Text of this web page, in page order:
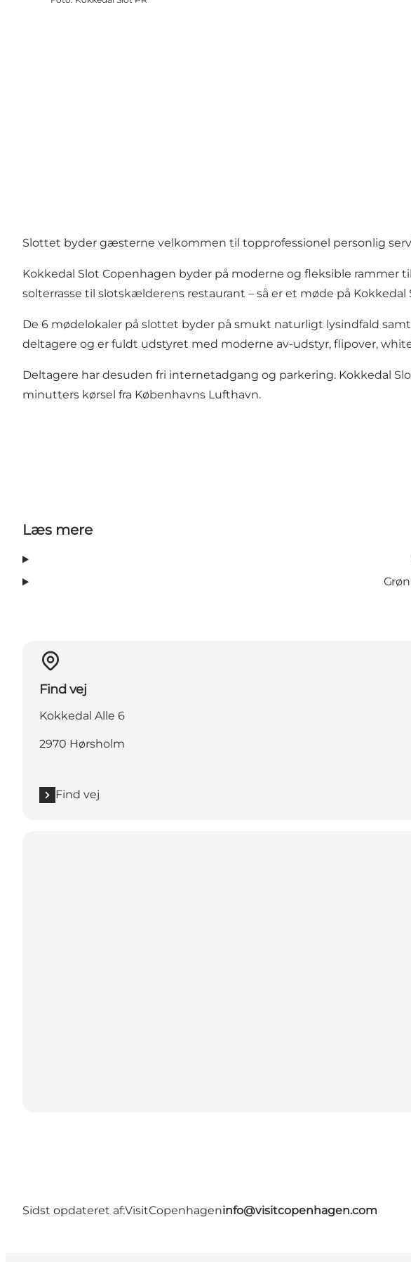
Slottet byder gæsterne velkommen til topprofessionel personlig
Kokkedal Slot Copenhagen byder på moderne og fleksible rammer
solterrasse til slotskælderens restaurant – så er et møde på
De 6 mødelokaler på slottet byder på smukt naturligt lysindfald
deltagere og er fuldt udstyret med moderne av-udstyr, flipover,
Deltagere har desuden fri internetadgang og parkering. Kokkedal
minutters kørsel fra Københavns Lufthavn.
Læs mere
Find vej
Kokkedal Alle 6
2970 Hørsholm
Find vej
Sidst opdateret af:VisitCopenhageninfo@visitcopenhagen.com